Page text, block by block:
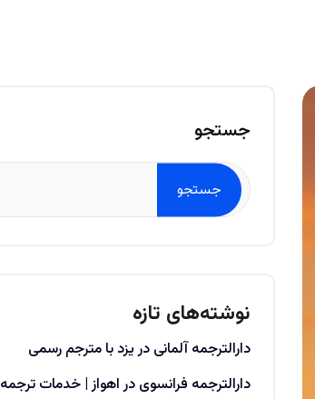
جستجو
جستجو
نوشته‌های تازه
دارالترجمه آلمانی در یزد با مترجم رسمی
دارالترجمه فرانسوی در اهواز | خدمات ترجمه